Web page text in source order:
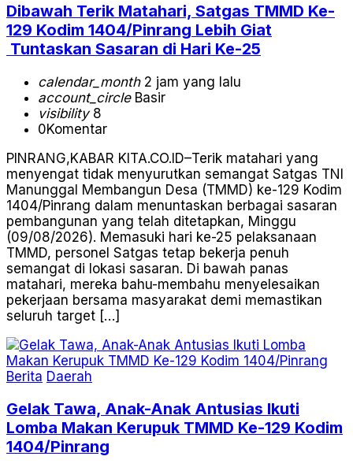
Dibawah Terik Matahari, Satgas TMMD Ke-
129 Kodim 1404/Pinrang Lebih Giat
Tuntaskan Sasaran di Hari Ke-25
calendar_month2 jam yang lalu
account_circleBasir
visibility8
0Komentar
PINRANG,KABAR KITA.CO.ID–Terik matahari yang
menyengat tidak menyurutkan semangat Satgas TNI
Manunggal Membangun Desa (TMMD) ke-129 Kodim
1404/Pinrang dalam menuntaskan berbagai sasaran
pembangunan yang telah ditetapkan, Minggu
(09/08/2026). Memasuki hari ke-25 pelaksanaan
TMMD, personel Satgas tetap bekerja penuh
semangat di lokasi sasaran. Di bawah panas
matahari, mereka bahu-membahu menyelesaikan
pekerjaan bersama masyarakat demi memastikan
seluruh target […]
Berita Daerah
Gelak Tawa, Anak-Anak Antusias Ikuti
Lomba Makan Kerupuk TMMD Ke-129 Kodim
1404/Pinrang